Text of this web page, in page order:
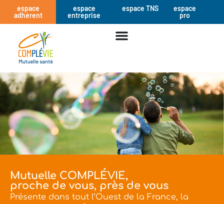
espace
adhérent
espace
entreprise
espace TNS
espace
pro
Mutuelle COMPLÉVIE,
proche de vous, près de vous
Présente dans tout l’Ouest de la France, la